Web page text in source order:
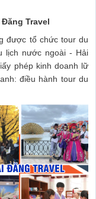
Travel
được tổ chức tour du
lịch nước ngoài - Hải
phép kinh doanh lữ
điều hành tour du